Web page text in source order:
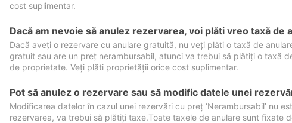
cost suplimentar.
Dacă am nevoie să anulez rezervarea, voi plăti vreo taxă de
Dacă aveți o rezervare cu anulare gratuită, nu veți plăti o taxă de
gratuit sau are un preț nerambursabil, atunci va trebui să plătiți o taxă
de proprietate. Veți plăti proprietății orice cost suplimentar.
Pot să anulez o rezervare sau să modific datele unei
Modificarea datelor în cazul unei rezervări cu preț ‘Nerambursabil’ nu
rezervarea, va trebui să plătiți taxe.Toate taxele de anulare sunt fixate